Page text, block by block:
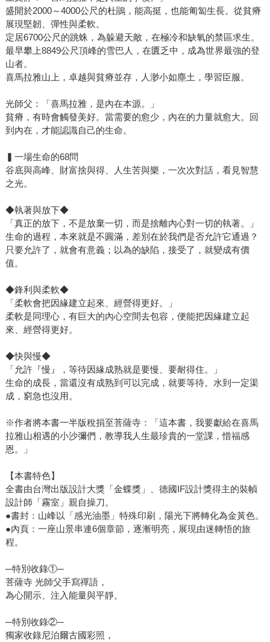
盛開於2000～4000公尺的杜鵑，能高挺，也能匍匐生長。從貧瘠
展現堅韌、彈性與柔軟。
定居6700公尺的跳蛛，為躲避天敵，在極冷和缺氧的禁區求生。
最早攀上8849公尺頂峰的雪巴人，在匱乏中，成為世界最強的登
山者。
喜馬拉雅山上，卓越與貧瘠並存，人渺小如塵土，學習臣服。
光師父：「喜馬拉雅，是內在本源。」
貧瘠，有時會觸發美好。當需要的愈少，內在的力量就愈大。回
到內在，才能認識自己的生命。
▍一場生命的68問
谷底與高峰、財富捨與得、人生苦與樂，一次次對話，看見智慧
之光。
◆執著與放下◆
「真正的放下，不是放棄一切，而是捨離內心對一切的執著。」
生命的過程，本來就是不圓滿，差別在於我們是否允許它通過？
只要允許了，就會有意義；以為的缺陷，接受了，就變成有價
值。
◆鋒利與柔軟◆
「柔軟會把因緣建立起來、經營得更好。」
柔軟是同理心，有巨大的內心空間去包容，便能把因緣建立起
來、經營得更好。
◆快與慢◆
「允許『慢』，等待因緣成熟就是要慢、要耐得住。」
生命的成長，當還沒有成熟到可以完成，就要等待。水到一定渠
成，窮急也沒用。
※作者將本書一半版稅捐至菩薩寺：「這本書，我要獻給在喜馬
拉雅山相遇的小沙彌們，教導我人生最珍貴的一堂課，惜福感
恩。」
【本書特色】
全書由台灣出版設計大獎「金蝶獎」、德國IF設計獎得主的裝幀
設計師「霧室」親自操刀。
●書封：山峰以「感光油墨」特殊印刷，陽光下將轉化為金黃色。
●內頁：一座山景串連6個章節，逐漸明亮，展現由迷轉悟的旅
程。
─特別收錄①─
菩薩寺 光師父手寫禪語，
為心開示、注入能量與平靜。
─特別收錄②─
獨家收錄尼泊爾古國彩照，